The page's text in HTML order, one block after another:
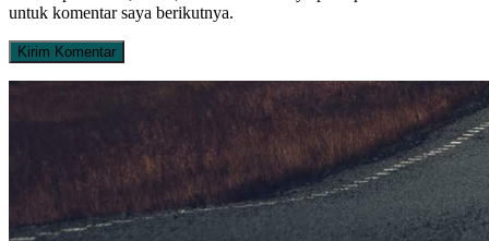
untuk komentar saya berikutnya.